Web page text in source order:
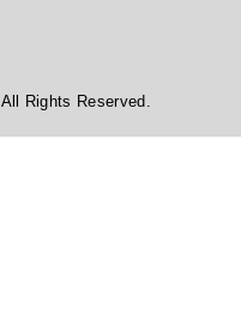
All Rights Reserved.